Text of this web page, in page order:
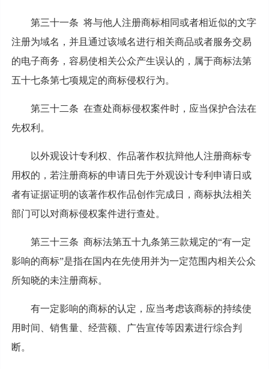
第三十一条 将与他人注册商标相同或者相近似的文字
注册为域名，并且通过该域名进行相关商品或者服务交易
的电子商务，容易使相关公众产生误认的，属于商标法第
五十七条第七项规定的商标侵权行为。
第三十二条 在查处商标侵权案件时，应当保护合法在
先权利。
以外观设计专利权、作品著作权抗辩他人注册商标专
用权的，若注册商标的申请日先于外观设计专利申请日或
者有证据证明的该著作权作品创作完成日，商标执法相关
部门可以对商标侵权案件进行查处。
第三十三条 商标法第五十九条第三款规定的“有一定
影响的商标”是指在国内在先使用并为一定范围内相关公众
所知晓的未注册商标。
有一定影响的商标的认定，应当考虑该商标的持续使
用时间、销售量、经营额、广告宣传等因素进行综合判
断。